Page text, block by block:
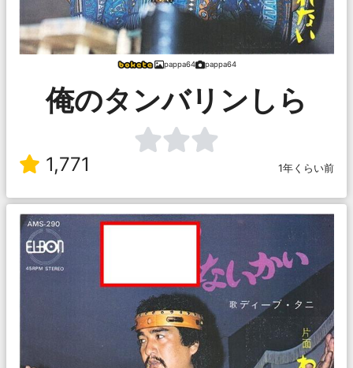
pappa64 pappa64
俺のタンバリンしら
1,771 1年くらい前